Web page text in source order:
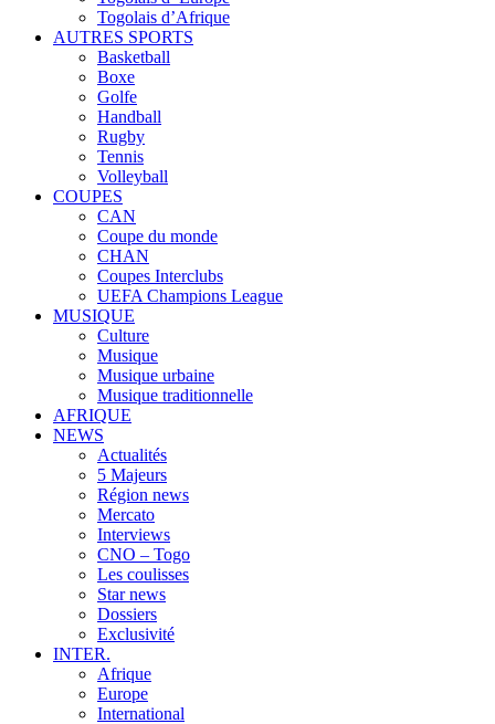
Togolais d’Afrique
AUTRES SPORTS
Basketball
Boxe
Golfe
Handball
Rugby
Tennis
Volleyball
COUPES
CAN
Coupe du monde
CHAN
Coupes Interclubs
UEFA Champions League
MUSIQUE
Culture
Musique
Musique urbaine
Musique traditionnelle
AFRIQUE
NEWS
Actualités
5 Majeurs
Région news
Mercato
Interviews
CNO – Togo
Les coulisses
Star news
Dossiers
Exclusivité
INTER.
Afrique
Europe
International